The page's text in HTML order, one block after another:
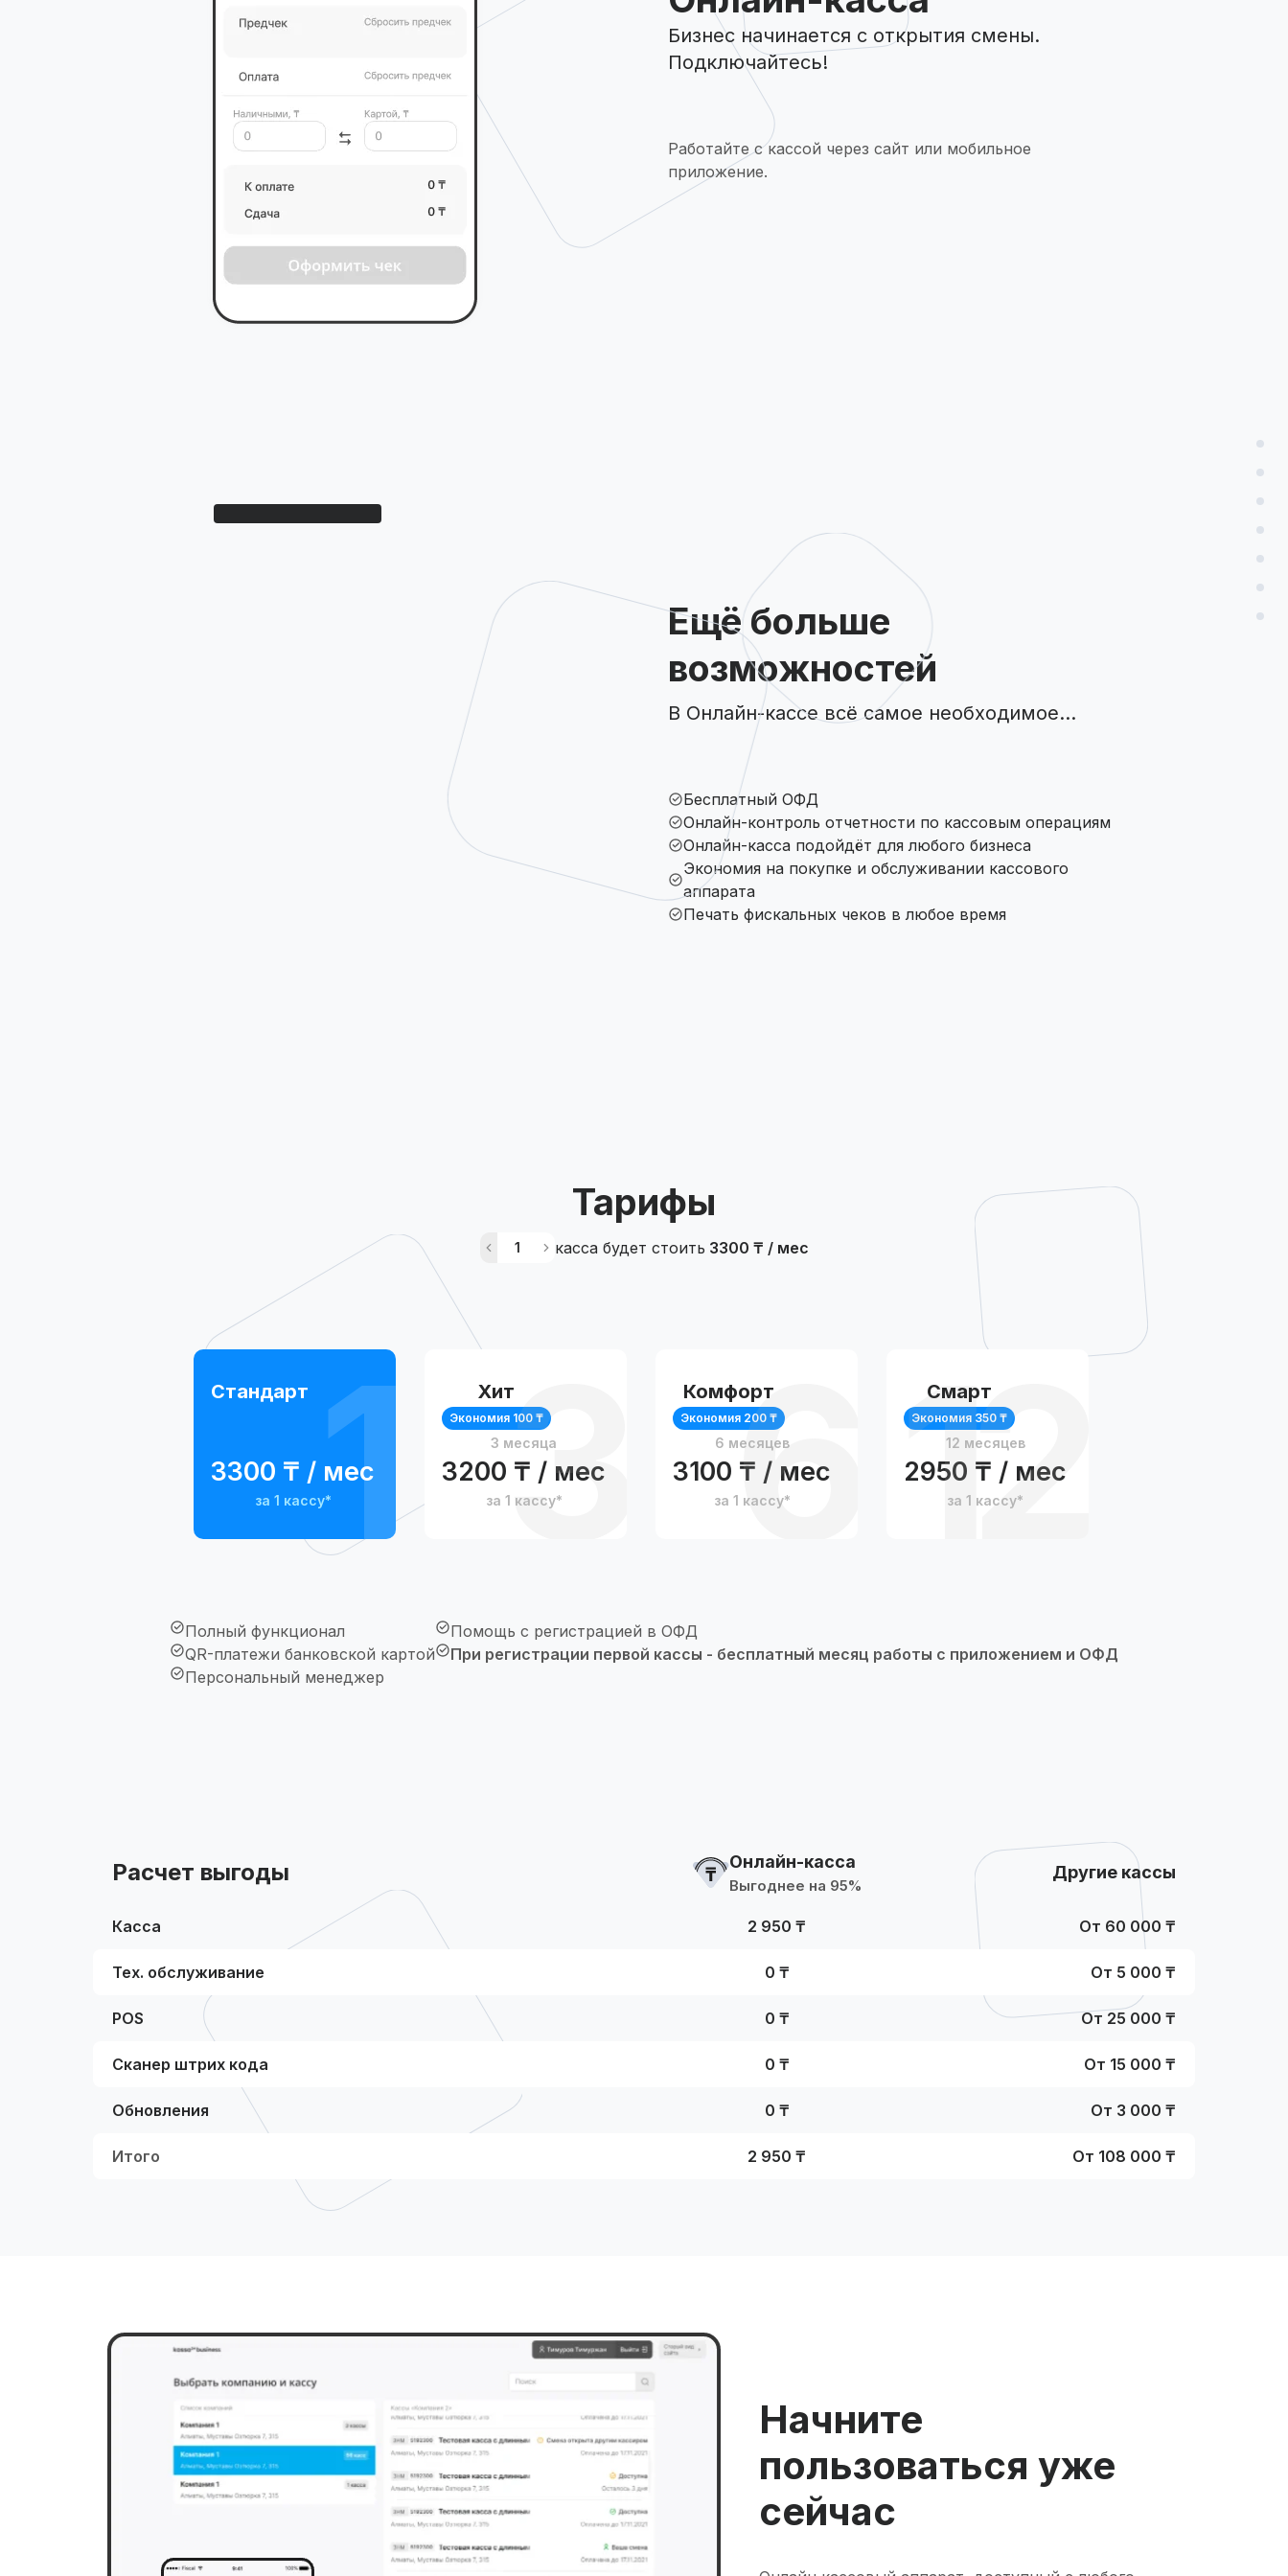
Бизнес начинается с открытия смены.
Подключайтесь!
Работайте с кассой через сайт или мобильное
приложение.
Ещё больше
возможностей
В Онлайн-кассе всё самое необходимое...
Бесплатный ОФД
Онлайн-контроль отчетности по кассовым операциям
Онлайн-касса подойдёт для любого бизнеса
Экономия на покупке и обслуживании кассового
аппарата
Печать фискальных чеков в любое время
Тарифы
Полный функционал
QR-платежи банковской картой
Персональный менеджер
Помощь с регистрацией в ОФД
При регистрации первой кассы - бесплатный месяц работы с приложением и ОФД
касса будет стоить 3300 ₸ / мес
1
1
Стандарт
3300 ₸ / мес
за 1 кассу* 3
Хит
Экономия 100 ₸
3 месяца
3200 ₸ / мес
за 1 кассу* 6
Комфорт
Экономия 200 ₸
6 месяцев
3100 ₸ / мес
за 1 кассу* 12
Смарт
Экономия 350 ₸
12 месяцев
2950 ₸ / мес
за 1 кассу*
Расчет выгоды Онлайн-касса
Выгоднее на 95%
Другие кассы
Касса 2 950 ₸ От 60 000 ₸
Тех. обслуживание 0 ₸ От 5 000 ₸
POS 0 ₸ От 25 000 ₸
Сканер штрих кода 0 ₸ От 15 000 ₸
Обновления 0 ₸ От 3 000 ₸
Итого 2 950 ₸ От 108 000 ₸
Начните
пользоваться уже
сейчас